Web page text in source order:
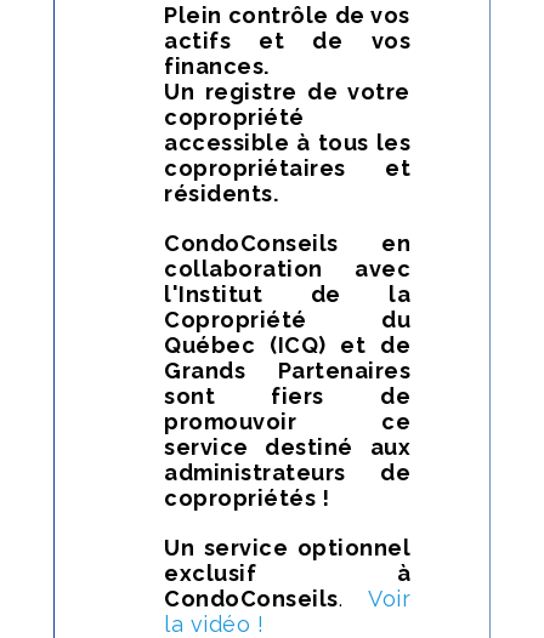
Plein contrôle de vos
actifs et de vos
finances.
Un registre de votre
copropriété
accessible à tous les
copropriétaires et
résidents.
CondoConseils en
collaboration avec
l'Institut de la
Copropriété du
Québec (ICQ) et de
Grands Partenaires
sont fiers de
promouvoir ce
service destiné aux
administrateurs de
copropriétés !
Un service optionnel
exclusif à
CondoConseils. Voir
la vidéo !